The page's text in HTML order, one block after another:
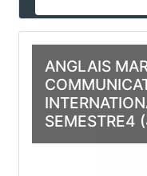
ANGLAIS
SEMESTRE4